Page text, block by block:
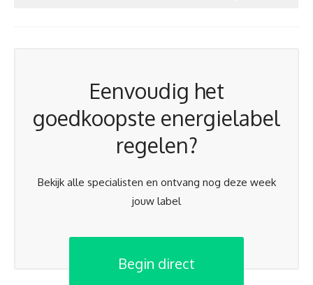
Eenvoudig het
goedkoopste energielabel
regelen?
Bekijk alle specialisten en ontvang nog deze week
jouw label
Begin direct